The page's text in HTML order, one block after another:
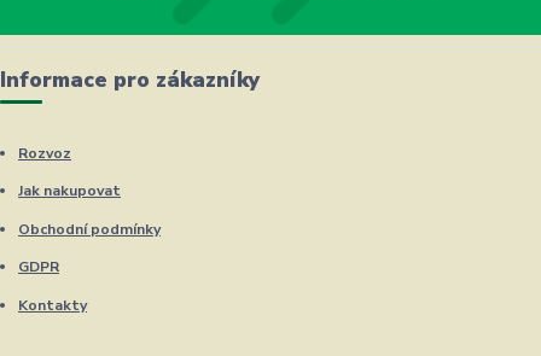
Informace pro zákazníky
Rozvoz
Jak nakupovat
Obchodní podmínky
GDPR
Kontakty